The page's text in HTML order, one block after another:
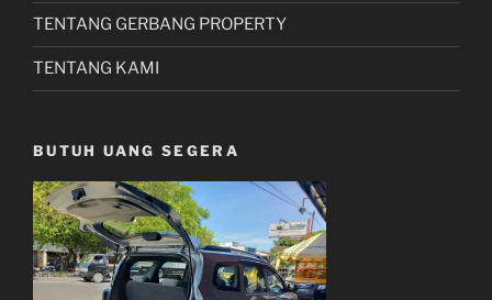
TENTANG GERBANG PROPERTY
TENTANG KAMI
BUTUH UANG SEGERA